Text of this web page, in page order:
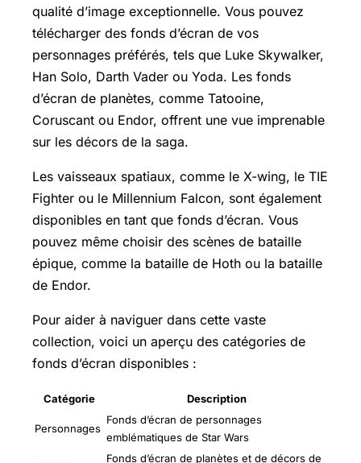
qualité d’image exceptionnelle. Vous pouvez
télécharger des fonds d’écran de vos
personnages préférés, tels que Luke Skywalker,
Han Solo, Darth Vader ou Yoda. Les fonds
d’écran de planètes, comme Tatooine,
Coruscant ou Endor, offrent une vue imprenable
sur les décors de la saga.
Les vaisseaux spatiaux, comme le X-wing, le TIE
Fighter ou le Millennium Falcon, sont également
disponibles en tant que fonds d’écran. Vous
pouvez même choisir des scènes de bataille
épique, comme la bataille de Hoth ou la bataille
de Endor.
Pour aider à naviguer dans cette vaste
collection, voici un aperçu des catégories de
fonds d’écran disponibles :
Catégorie Description
Personnages
Fonds d’écran de personnages
emblématiques de Star Wars
Fonds d’écran de planètes et de décors de